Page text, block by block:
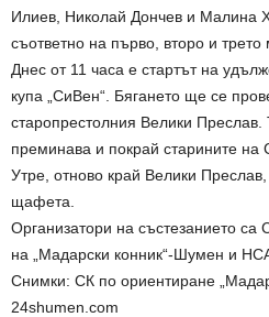
Илиев, Николай Дончев и Малина
съответно на първо, второ и трето
Днес от 11 часа е стартът на
купа „СиВен“. Бягането ще се
старопрестолния Велики Преслав.
преминава и покрай старините на
Утре, отново край Велики
щафета.
Организатори на състезанието са
на „Мадарски конник“-Шумен и
Снимки: СК по ориентиране
24shumen.com